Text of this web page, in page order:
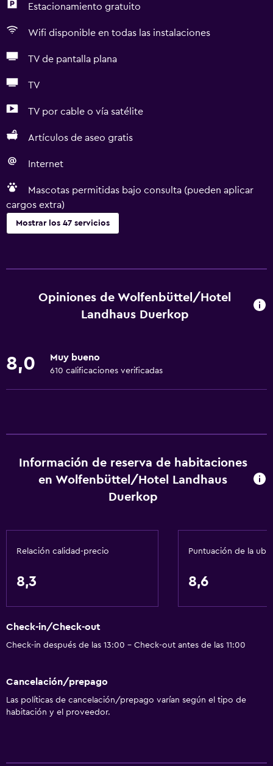
Estacionamiento gratuito
Wifi disponible en todas las instalaciones
TV de pantalla plana
TV
TV por cable o vía satélite
Artículos de aseo gratis
Internet
Mascotas permitidas bajo consulta (pueden aplicar
cargos extra)
Mostrar los 47 servicios
Wifi gratis
Wifi disponible en todas las instalaciones
Artículos de aseo gratis
Champú
Accesibilidad y adecuación
Habitación hipoalergénica
extra)
Áreas designadas para fumadores
Tina de baño
Secador de pelo
Baño privado
Opiniones de Wolfenbüttel/Hotel
Landhaus Duerkop
8,0 Muy bueno
610 calificaciones verificadas
Información de reserva de habitaciones
en Wolfenbüttel/Hotel Landhaus
Duerkop
Relación calidad-precio
8,3
Puntuación de la
8,6
Check-in/Check-out
Check-in después de las 13:00 - Check-out antes de las 11:00
Cancelación/prepago
Las políticas de cancelación/prepago varían según el tipo de
habitación y el proveedor.